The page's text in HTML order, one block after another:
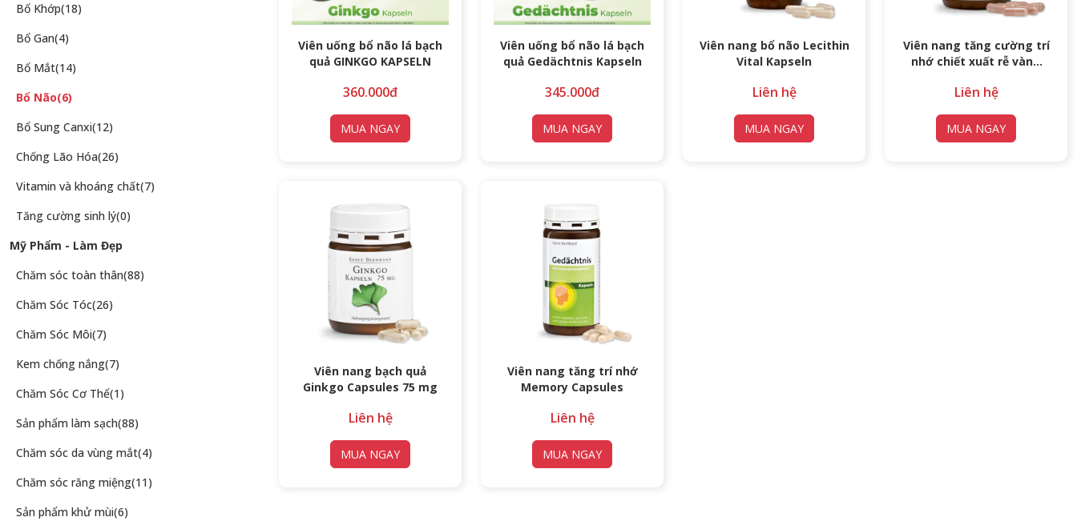
Bổ Khớp(18)
Bổ Gan(4)
Bổ Mắt(14)
Bổ Não(6)
Bổ Sung Canxi(12)
Chống Lão Hóa(26)
Vitamin và khoáng chất(7)
Tăng cường sinh lý(0)
Mỹ Phẩm - Làm Đẹp
Chăm sóc toàn thân(88)
Chăm Sóc Tóc(26)
Chăm Sóc Môi(7)
Kem chống nắng(7)
Chăm Sóc Cơ Thể(1)
Sản phẩm làm sạch(88)
Chăm sóc da vùng mắt(4)
Chăm sóc răng miệng(11)
Sản phẩm khử mùi(6)
Viên uống bổ não lá bạch
quả GINKGO KAPSELN
360.000đ
MUA NGAY
Viên uống bổ não lá bạch
quả Gedächtnis Kapseln
345.000đ
MUA NGAY
Viên nang bổ não Lecithin
Vital Kapseln
Liên hệ
MUA NGAY
Viên nang tăng cường trí
nhớ chiết xuất rễ vàng
(Roseroot)
Liên hệ
MUA NGAY
Viên nang bạch quả
Ginkgo Capsules 75 mg
Liên hệ
MUA NGAY
Viên nang tăng trí nhớ
Memory Capsules
Liên hệ
MUA NGAY